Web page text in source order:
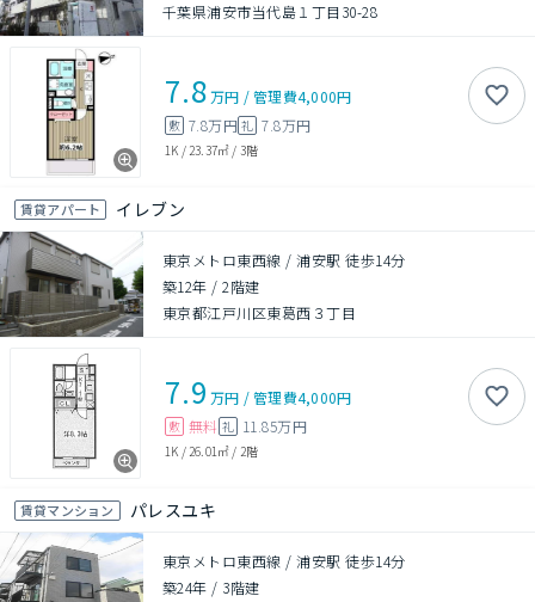
千葉県浦安市当代島１丁目30-28
7.8万円 /管理費4,000円
敷 7.8万円礼 7.8万円
1K / 23.37㎡ / 3階
賃貸アパート イレブン
東京メトロ東西線 / 浦安駅 徒歩14分
築12年 /2階建
東京都江戸川区東葛西３丁目
7.9 万円 /管理費4,000円
敷 無料 礼 11.85万円
1K / 26.01㎡ / 2階
賃貸マンション パレスユキ
東京メトロ東西線 / 浦安駅 徒歩14分
築24年 / 3階建